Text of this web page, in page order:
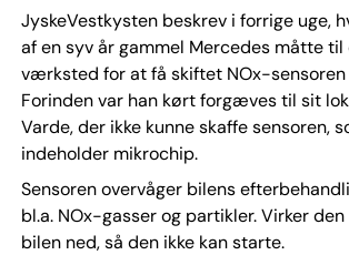
JyskeVestkysten beskrev i forrige uge,
af en syv år gammel Mercedes måtte
værksted for at få skiftet NOx-sensoren
Forinden var han kørt forgæves til sit
Varde, der ikke kunne skaffe sensoren,
indeholder mikrochip.
Sensoren overvåger bilens
bl.a. NOx-gasser og partikler. Virker den
bilen ned, så den ikke kan starte.